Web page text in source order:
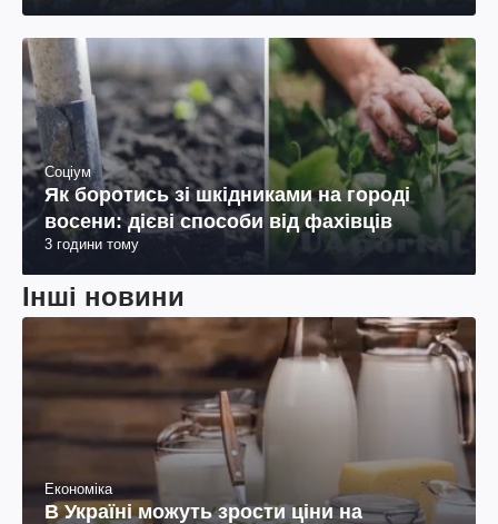
Соціум
Як боротись зі шкідниками на городі
восени: дієві способи від фахівців
3 години тому
Інші новини
Економіка
В Україні можуть зрости ціни на